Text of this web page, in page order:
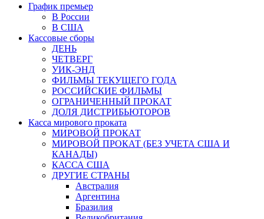
График премьер
В России
В США
Кассовые сборы
ДЕНЬ
ЧЕТВЕРГ
УИК-ЭНД
ФИЛЬМЫ ТЕКУЩЕГО ГОДА
РОССИЙСКИЕ ФИЛЬМЫ
ОГРАНИЧЕННЫЙ ПРОКАТ
ДОЛЯ ДИСТРИБЬЮТОРОВ
Касса мирового проката
МИРОВОЙ ПРОКАТ
МИРОВОЙ ПРОКАТ (БЕЗ УЧЕТА США И
КАНАДЫ)
КАССА США
ДРУГИЕ СТРАНЫ
Австралия
Аргентина
Бразилия